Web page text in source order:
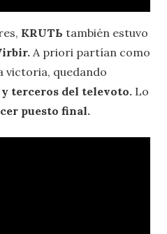
KRUTЬ también estuvo
A priori partían como
victoria, quedando
terceros del televoto. Lo
puesto final.